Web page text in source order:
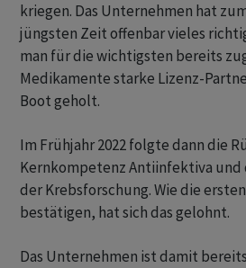
kriegen. Das Unternehmen hat
jüngsten Zeit offenbar vieles
man für die wichtigsten bereits
Medikamente starke Lizenz-
Boot geholt.
Im Frühjahr 2022 folgte dann die
Kernkompetenz Antiinfektiva und
der Krebsforschung. Wie die
bestätigen, hat sich das gelohnt.
Das Unternehmen ist damit